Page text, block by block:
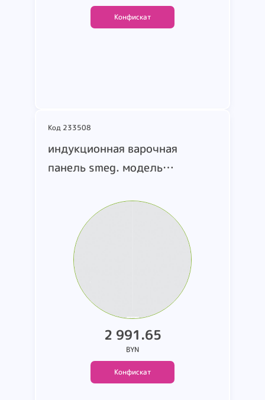
Конфискат
Код 233508
индукционная варочная
панель smeg. модель
240V/400V2N. 50/60 Hz.
страна производства
Германия. в комплекте с
инструкцией на иностранном
языке
2 991.65
BYN
Конфискат